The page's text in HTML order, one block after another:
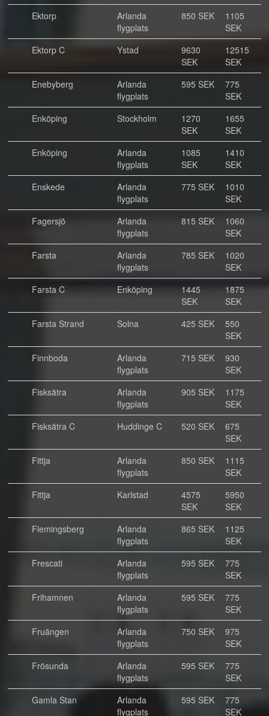
Ektorp
Arlanda
flygplats
850 SEK
1105
SEK
Ektorp C
Ystad
9630
SEK
12515
SEK
Enebyberg
Arlanda
flygplats
595 SEK
775
SEK
Enköping
Stockholm
1270
SEK
1655
SEK
Enköping
Arlanda
flygplats
1085
SEK
1410
SEK
Enskede
Arlanda
flygplats
775 SEK
1010
SEK
Fagersjö
Arlanda
flygplats
815 SEK
1060
SEK
Farsta
Arlanda
flygplats
785 SEK
1020
SEK
Farsta C
Enköping
1445
SEK
1875
SEK
Farsta Strand
Solna 425 SEK
550
SEK
Finnboda
Arlanda
flygplats
715 SEK
930
SEK
Fisksätra
Arlanda
flygplats
905 SEK
1175
SEK
Fisksätra C
Huddinge C 520 SEK
675
SEK
Fittja
Arlanda
flygplats
850 SEK
1115
SEK
Fittja
Karlstad
4575
SEK
5950
SEK
Flemingsberg
Arlanda
flygplats
865 SEK
1125
SEK
Frescati
Arlanda
flygplats
595 SEK
775
SEK
Frihamnen
Arlanda
flygplats
595 SEK
775
SEK
Fruängen
Arlanda
flygplats
750 SEK
975
SEK
Frösunda
Arlanda
flygplats
595 SEK
775
SEK
Gamla Stan
Arlanda
flygplats
595 SEK
775
SEK